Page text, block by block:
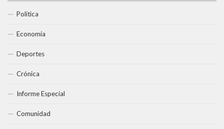
Política
Economía
Deportes
Crónica
Informe Especial
Comunidad